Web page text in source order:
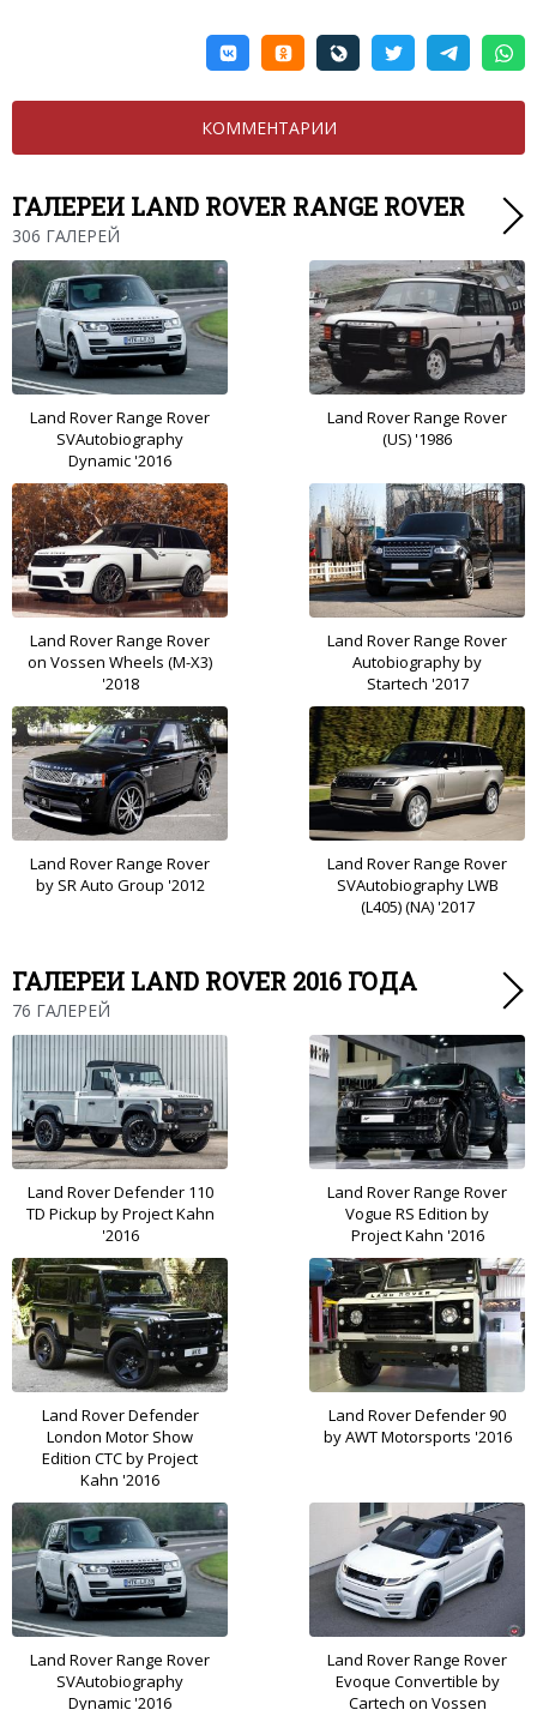
КОММЕНТАРИИ
ГАЛЕРЕИ LAND ROVER RANGE ROVER
306 ГАЛЕРЕЙ
Land Rover Range Rover
SVAutobiography
Dynamic '2016
Land Rover Range Rover
(US) '1986
Land Rover Range Rover
on Vossen Wheels (M-X3)
'2018
Land Rover Range Rover
Autobiography by
Startech '2017
Land Rover Range Rover
by SR Auto Group '2012
Land Rover Range Rover
SVAutobiography LWB
(L405) (NA) '2017
ГАЛЕРЕИ LAND ROVER 2016 ГОДА
76 ГАЛЕРЕЙ
Land Rover Defender 110
TD Pickup by Project Kahn
'2016
Land Rover Range Rover
Vogue RS Edition by
Project Kahn '2016
Land Rover Defender
London Motor Show
Edition CTC by Project
Kahn '2016
Land Rover Defender 90
by AWT Motorsports '2016
Land Rover Range Rover
SVAutobiography
Dynamic '2016
Land Rover Range Rover
Evoque Convertible by
Cartech on Vossen